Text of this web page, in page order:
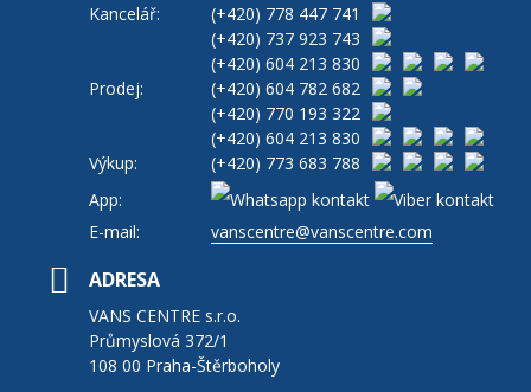
Kancelář: (+420) 778 447 741
(+420) 737 923 743
(+420) 604 213 830
Prodej:
(+420) 604 782 682
(+420) 770 193 322
(+420) 604 213 830
Výkup:
(+420) 773 683 788
App:
E-mail:
vanscentre@vanscentre.com
ADRESA
VANS CENTRE s.r.o.
Průmyslová 372/1
108 00 Praha-Štěrboholy